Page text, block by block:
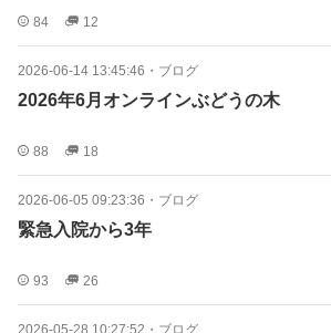
84 12
2026-06-14 13:45:46 ・ ブログ
2026年6月オンラインぶどうの木
88 18
2026-06-05 09:23:36 ・ ブログ
緊急入院から3年
93 26
2026-05-28 10:27:52 ・ ブログ